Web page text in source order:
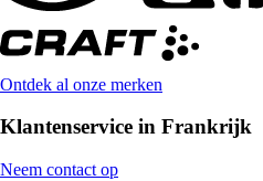
Ontdek al onze merken
Klantenservice in Frankrijk
Neem contact op